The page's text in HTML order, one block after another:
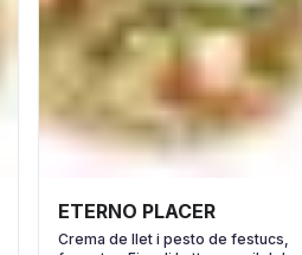
ETERNO PLACER
Crema de llet i pesto de festucs,